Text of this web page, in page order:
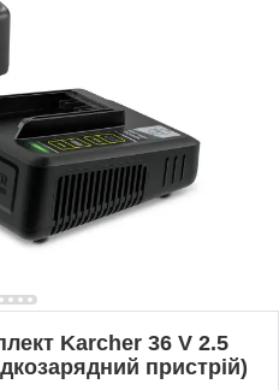
Karcher 36 V 2.5
пристрій)